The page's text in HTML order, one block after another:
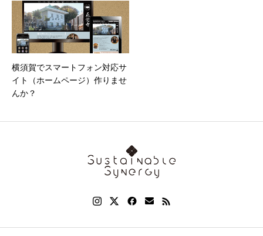
横須賀でスマートフォン対応サ
イト（ホームページ）作りませ
んか？